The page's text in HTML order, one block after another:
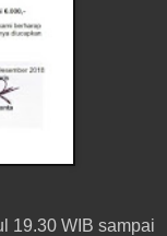
19.30 WIB sampai